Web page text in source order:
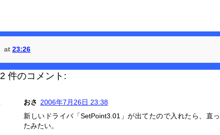
at 23:26
2 件のコメント:
おさ 2006年7月26日 23:38
新しいドライバ「SetPoint3.01」が出てたので入れたら、直っ
たみたい。